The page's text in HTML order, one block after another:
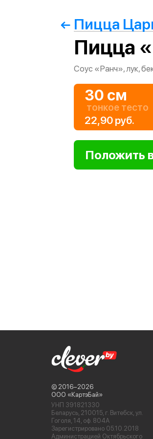
Пицца
Пицца
Соус «Ранч», лук,
30 см
тонкое тесто
22,90 руб.
© 2016−2026
ООО «КартэБай»
УНП 391821330
Беларусь, 210015, г. Витебск, ул.
Гоголя, 14, оф. 804А
Зарегистрировано 05.10.2018
Администрацией Октябрьского